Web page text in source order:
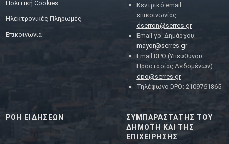
Πολιτική Cookies
Ηλεκτρονικές Πληρωμές
Επικοινωνία
Κεντρικό email
επικοινωνίας:
dserron@serres.gr
Email γρ. Δημάρχου:
mayor@serres.gr
Email DPO (Υπευθύνου
Προστασίας Δεδομένων):
dpo@serres.gr
Τηλέφωνο DPO: 2109761865
ΡΟΗ ΕΙΔΗΣΕΩΝ
ΣΥΜΠΑΡΑΣΤΑΤΗΣ ΤΟΥ
ΔΗΜΟΤΗ ΚΑΙ ΤΗΣ
ΕΠΙΧΕΙΡΗΣΗΣ